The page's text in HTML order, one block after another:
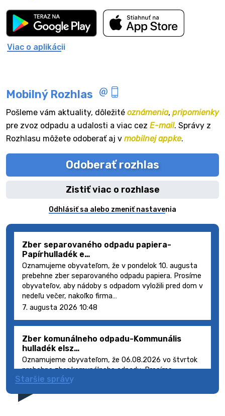
Viac o aplikácii
Mobilný Rozhlas
Pošleme vám aktuality, dôležité oznámenia, pripomienky
pre zvoz odpadu a udalosti a viac cez E-mail. Správy z
Rozhlasu môžete odoberať aj v mobilnej appke.
Odoberať rozhlas
Zistiť viac o rozhlase
Odhlásiť sa alebo zmeniť nastavenia
Zber separovaného odpadu papiera-
Papírhulladék e…
Oznamujeme obyvateľom, že v pondelok 10. augusta
prebehne zber separovaného odpadu papiera. Prosíme
obyvateľov, aby nádoby s odpadom vyložili pred dom v
nedeľu večer, nakoľko firma…
7. augusta 2026 10:48
Zber komunálneho odpadu-Kommunális
hulladék elsz…
Oznamujeme obyvateľom, že 06.08.2026 vo štvrtok
prebehne zber komunálneho odpadu. Prosíme
obyvateľov, aby smetné nádoby s odpadom vyložili
5. augusta 2026 08:41
Staršie správy